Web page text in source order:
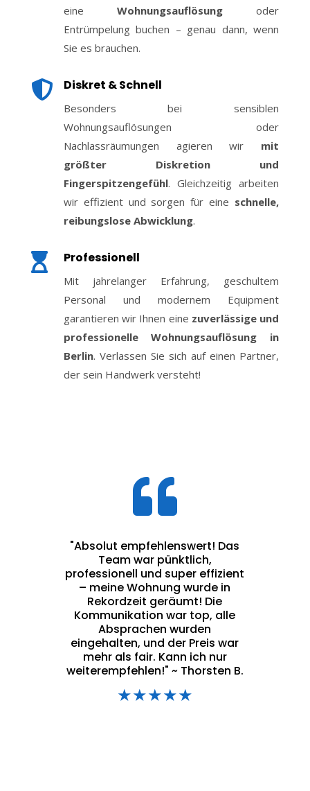
eine Wohnungsauflösungoder
Entrümpelung buchen – genau dann, wenn
Sie es brauchen.
 Diskret & Schnell
Besonders bei sensiblen
Wohnungsauflösungen oder
Nachlassräumungen agieren wir mit
größter Diskretion und
Fingerspitzengefühl. Gleichzeitig arbeiten
wir effizient und sorgen für eine schnelle,
reibungslose Abwicklung.
 Professionell
Mit jahrelanger Erfahrung, geschultem
Personal und modernem Equipment
garantieren wir Ihnen eine zuverlässige und
professionelle Wohnungsauflösung in
Berlin. Verlassen Sie sich auf einen Partner,
der sein Handwerk versteht!

"Absolut empfehlenswert! Das
Team war pünktlich,
professionell und super effizient
– meine Wohnung wurde in
Rekordzeit geräumt! Die
Kommunikation war top, alle
Absprachen wurden
eingehalten, und der Preis war
mehr als fair. Kann ich nur
weiterempfehlen!" ~ Thorsten B.
★★★★★